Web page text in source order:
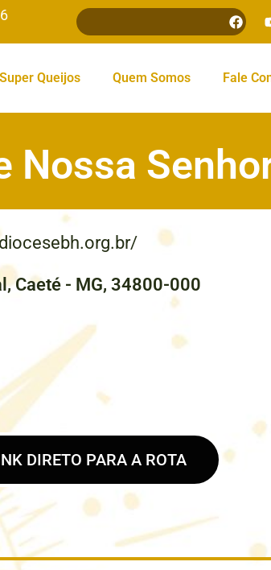
Super Queijos Quem Somos Fale
Nossa
Caeté - MG, 34800-000
DIRETO PARA A ROTA